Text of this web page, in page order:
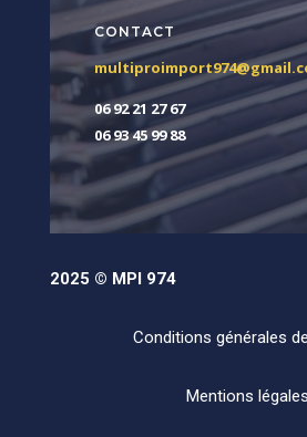
CONTACT
06 92 21 27 67
06 93 45 99 88
2025 © MPI 974
Conditions générales
Mentions légales